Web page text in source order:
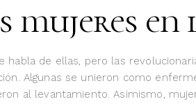
mujeres
habla de ellas, pero las
Algunas se unieron como
al levantamiento. Asimismo,